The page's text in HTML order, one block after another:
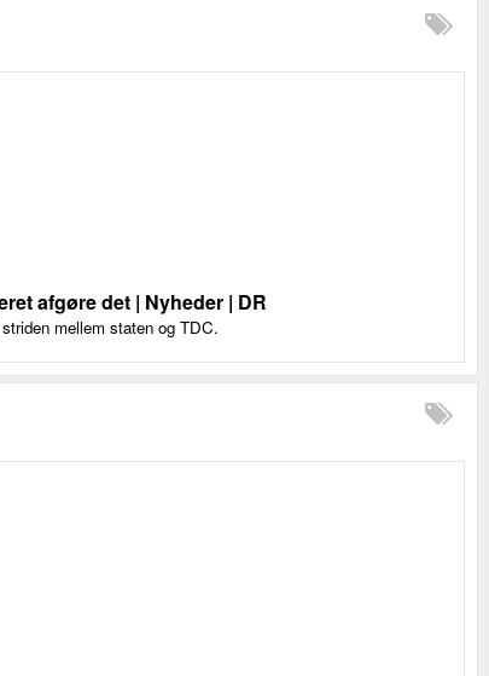
afgøre det | Nyheder | DR
mellem staten og TDC.